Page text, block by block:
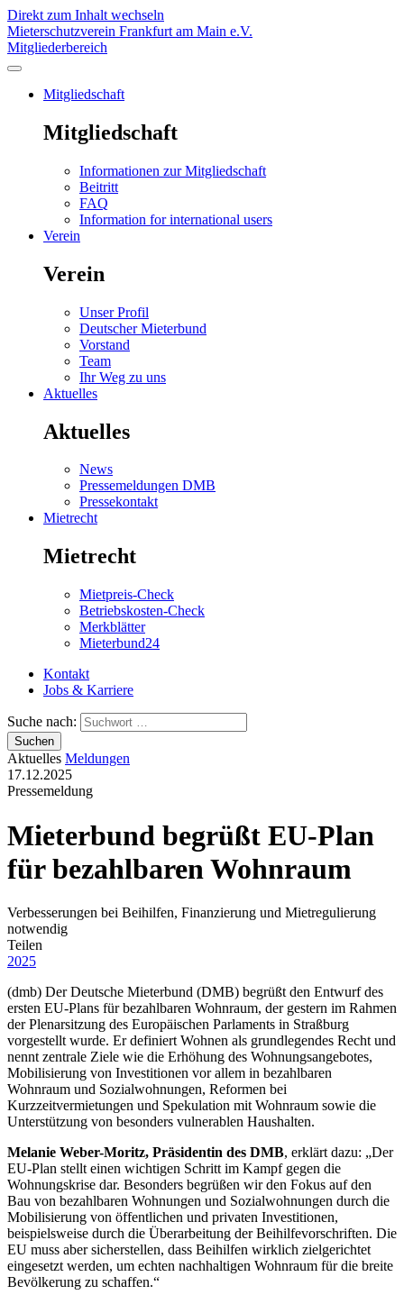
Direkt zum Inhalt wechseln
Mieterschutzverein Frankfurt am Main e.V.
Mitgliederbereich
Mitgliedschaft
Mitgliedschaft
Informationen zur Mitgliedschaft
Beitritt
FAQ
Information for international users
Verein
Verein
Unser Profil
Deutscher Mieterbund
Vorstand
Team
Ihr Weg zu uns
Aktuelles
Aktuelles
News
Pressemeldungen DMB
Pressekontakt
Mietrecht
Mietrecht
Mietpreis-Check
Betriebskosten-Check
Merkblätter
Mieterbund24
Kontakt
Jobs & Karriere
Suche nach:
Suchen
Aktuelles Meldungen
17.12.2025
Pressemeldung
Mieterbund begrüßt EU-Plan
für bezahlbaren Wohnraum
Verbesserungen bei Beihilfen, Finanzierung und Mietregulierung
notwendig
Teilen
2025
(dmb) Der Deutsche Mieterbund (DMB) begrüßt den Entwurf des
ersten EU-Plans für bezahlbaren Wohnraum, der gestern im Rahmen
der Plenarsitzung des Europäischen Parlaments in Straßburg
vorgestellt wurde. Er definiert Wohnen als grundlegendes Recht und
nennt zentrale Ziele wie die Erhöhung des Wohnungsangebotes,
Mobilisierung von Investitionen vor allem in bezahlbaren
Wohnraum und Sozialwohnungen, Reformen bei
Kurzzeitvermietungen und Spekulation mit Wohnraum sowie die
Unterstützung von besonders vulnerablen Haushalten.
Melanie Weber-Moritz, Präsidentin des DMB, erklärt dazu: „Der
EU-Plan stellt einen wichtigen Schritt im Kampf gegen die
Wohnungskrise dar. Besonders begrüßen wir den Fokus auf den
Bau von bezahlbaren Wohnungen und Sozialwohnungen durch die
Mobilisierung von öffentlichen und privaten Investitionen,
beispielsweise durch die Überarbeitung der Beihilfevorschriften. Die
EU muss aber sicherstellen, dass Beihilfen wirklich zielgerichtet
eingesetzt werden, um echten nachhaltigen Wohnraum für die breite
Bevölkerung zu schaffen.“